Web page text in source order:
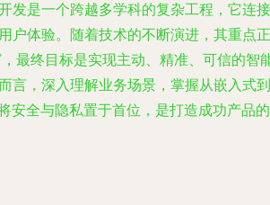
发是一个跨越多学科的复杂工程，它连接
户体验。随着技术的不断演进，其重点正
，最终目标是实现主动、精准、可信的智
言，深入理解业务场景，掌握从嵌入式到
安全与隐私置于首位，是打造成功产品的